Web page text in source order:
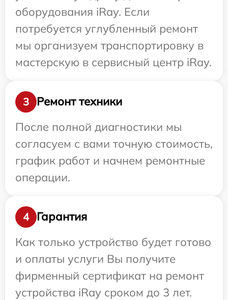
оборудования iRay. Если
потребуется углубленный ремонт
мы организуем транспортировку в
мастерскую в сервисный центр iRay.
3
Ремонт техники
После полной диагностики мы
согласуем с вами точную стоимость,
график работ и начнем ремонтные
операции.
4
Гарантия
Как только устройство будет готово
и оплаты услуги Вы получите
фирменный сертификат на ремонт
устройства iRay сроком до 3 лет.